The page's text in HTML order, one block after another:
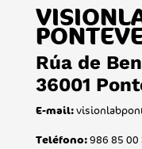
Rúa de
36001
E-mail:
Teléfono:986 85 00